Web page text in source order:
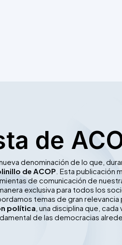
de
denominación de lo que,
de ACOP . Esta publicación
de comunicación de
exclusiva para todos los
temas de gran relevancia
política , una disciplina que, cada
de las democracias